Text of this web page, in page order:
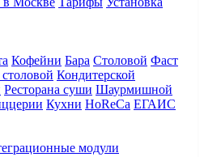
Кофейни Бара Столовой Фаст
Кондитерской
Ресторана суши Шаурмишной
Кухни HoReCa ЕГАИС
модули